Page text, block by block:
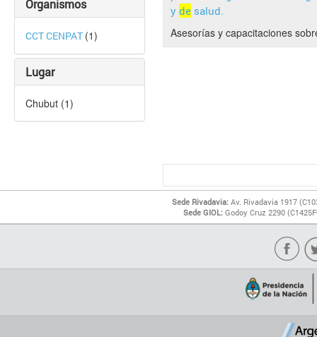
Organismos
CCT CENPAT (1)
Lugar
Chubut (1)
y de salud.
Asesorías y capacitaciones
Sede Rivadavia: Av. Rivadavia 1917
Sede GIOL: Godoy Cruz 2290